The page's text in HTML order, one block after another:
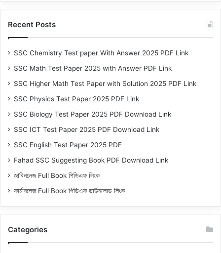
Recent Posts
SSC Chemistry Test paper With Answer 2025 PDF Link
SSC Math Test Paper 2025 with Answer PDF Link
SSC Higher Math Test Paper with Solution 2025 PDF Link
SSC Physics Test Paper 2025 PDF Link
SSC Biology Test Paper 2025 PDF Download Link
SSC ICT Test Paper 2025 PDF Download Link
SSC English Test Paper 2025 PDF
Fahad SSC Suggesting Book PDF Download Link
জাবিনলেজ Full Book পিডিএফ লিংক
ফার্মানলেজ Full Book পিডিএফ ডাউনলোড লিংক
Categories